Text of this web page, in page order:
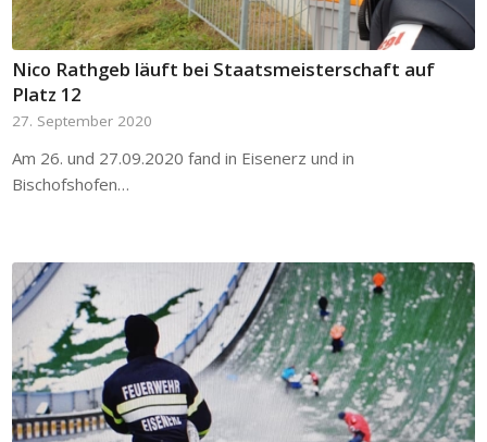
Nico Rathgeb läuft bei Staatsmeisterschaft auf
Platz 12
27. September 2020
Am 26. und 27.09.2020 fand in Eisenerz und in
Bischofshofen…